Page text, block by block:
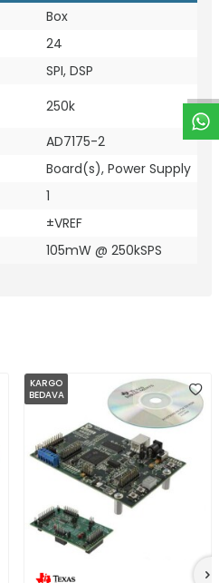
Box
24
SPI, DSP
250k
AD7175-2
Board(s), Power Supply
1
±VREF
105mW @ 250kSPS
KARGO
BEDAVA